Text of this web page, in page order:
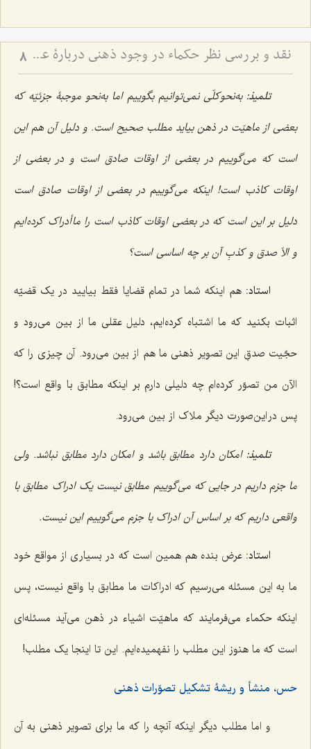
نقد و بررسی نظر حکماء در وجود ذهنی دربارۀ عینیّت ماهیّات ذهنی و خارجی - نظر حکما مبنی بر عینیت ماهیات ذهنی و خارجی با اشکالات اساسی روبرو است 8
تلمیذ:به‌نحوکلّی نمی‌توانیم بگوییم اما به‌نحو موجبۀ جزئیّه که
بعضی از ماهیّت در ذهن بیاید مطلب صحیح است. و دلیل آن هم این
است که می‌گوییم در بعضی از اوقات صادق است و در بعضی از
اوقات کاذب است! اینکه می‌گوییم در بعضی از اوقات صادق است
دلیل بر این است که در بعضی اوقات کاذب است را ما أدراک کرده‌ایم
و الاّ صدق و کذبِ آن بر چه اساسی است؟
استاد: هم اینکه شما در تمام قضایا فقط بیایید در یک قضیّه
اثبات بکنید که ما اشتباه کرده‌ایم، دلیل عقلی ما از بین می‌رود و
حجّیت صدقِ این تصویر ذهنی ما هم از بین می‌رود. آن چیزی را که
الآن من تصوّر کرده‌ام چه دلیلی دارم بر اینکه مطابق با واقع است؟!
پس در این‌صورت دیگر ملاک از بین می‌رود.
تلمیذ:امکان دارد مطابق باشد و امکان دارد مطابق نباشد. ولی
ما جزم داریم در جایی که می‌گوییم مطابق نیست یک ادراک مطابق با
واقعی داریم که بر اساس آن ادراک با جزم می‌گوییم این نیست.
استاد: عرض بنده هم همین است که در بسیاری از مواقع خود
ما به این مسئله می‌رسیم که ادراکات ما مطابق با واقع نیست، پس
اینکه حکماء می‌فرمایند که ماهیّت اشیاء در ذهن می‌آید مسئله‌ای
است که ما هنوز این مطلب را نفهمیده‌ایم. این تا اینجا یک مطلب!
حس، منشأ و ریشۀ تشکیل تصوّرات ذهنی
و اما مطلب دیگر اینکه آنچه را که ما برای تصویر ذهنی به آن